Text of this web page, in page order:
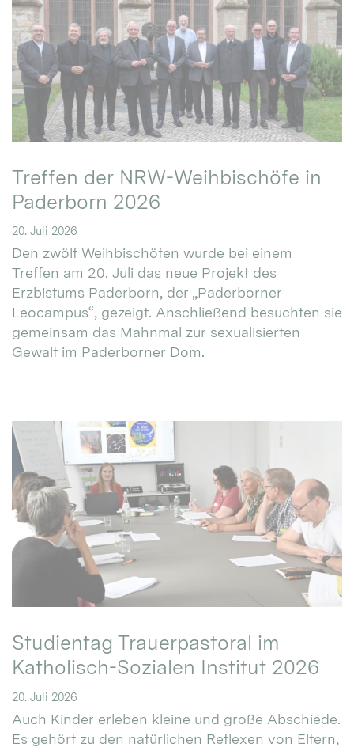
Treffen der NRW-Weihbischöfe in
Paderborn 2026
20. Juli 2026
Den zwölf Weihbischöfen wurde bei einem
Treffen am 20. Juli das neue Projekt des
Erzbistums Paderborn, der „Paderborner
Leocampus“, gezeigt. Anschließend besuchten sie
gemeinsam das Mahnmal zur sexualisierten
Gewalt im Paderborner Dom.
Studientag Trauerpastoral im
Katholisch-Sozialen Institut 2026
20. Juli 2026
Auch Kinder erleben kleine und große Abschiede.
Es gehört zu den natürlichen Reflexen von Eltern,